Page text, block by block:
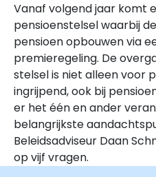
Vanaf volgend jaar komt
pensioenstelsel waarbij
pensioen opbouwen via
premieregeling. De
stelsel is niet alleen voor
ingrijpend, ook bij
er het één en ander
belangrijkste
Beleidsadviseur Daan
op vijf vragen.